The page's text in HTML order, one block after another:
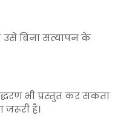
उसे बिना सत्यापन के
भी प्रस्तुत कर सकता
है।